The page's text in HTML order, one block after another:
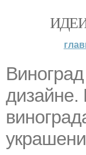
дизайне.